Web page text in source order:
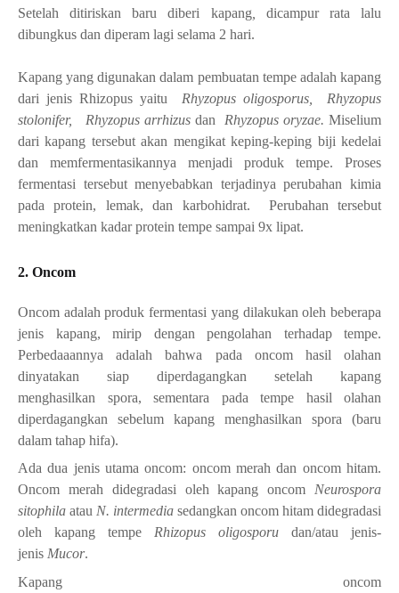
Setelah ditiriskan baru diberi kapang
dicampur rata lalu
dibungkus dan diperam lagi selama 2 hari.
Kapang yang digunakan dalam pembuatan tempe adalah kapang
dari jenis Rhizopus yaitu
Rhyzopus oligosporus,
Rhyzopus
stolonifer,
Rhyzopus arrhizus dan Rhyzopus oryzae. Miselium
dari kapang tersebut akan mengikat keping-keping biji kedelai
dan memfermentasikannya menjadi produk tempe.
Proses
fermentasi tersebut menyebabkan terjadinya perubahan kimia
pada protein, lemak, dan karbohidrat. Perubahan tersebut
meningkatkan kadar protein tempe sampai 9x lipat.
2. Oncom
Oncom adalah produk fermentasi yang dilakukan oleh beberapa
jenis kapang, mirip dengan pengolahan terhadap tempe.
Perbedaaannya adalah bahwa pada oncom hasil olahan
dinyatakan siap diperdagangkan setelah kapang
menghasilkan spora, sementara pada tempe hasil olahan
diperdagangkan sebelum kapang menghasilkan spora (baru
dalam tahap hifa).
Ada dua jenis utama oncom: oncom merah dan oncom hitam.
Oncom merah didegradasi olehkapang oncom
Neurospora
sitophila atau N. intermedia sedangkan oncom hitam didegradasi
oleh kapang tempe Rhizopus oligosporu dan/atau jenis-
jenis Mucor.
Kapang oncom